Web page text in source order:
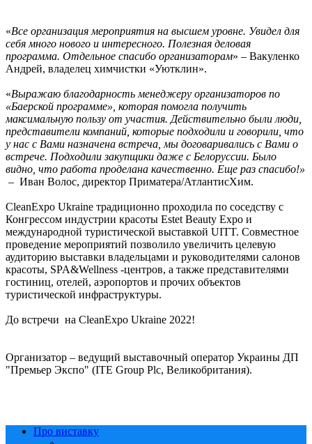
«Все организация мероприятия на высшем уровне. Увидел для
себя много нового и интересного. Полезная деловая
программа. Отдельное спасибо организаторам» – Вакуленко
Андрей, владелец химчистки «Уютклин».
«Выражаю благодарность менеджеру организаторов по
«Баерской программе», которая помогла получить
максимальную пользу от участия. Действительно были люди,
представители компаний, которые подходили и говорили, что
у нас с Вами назначена встреча, мы договаривались с Вами о
встрече. Подходили закупщики даже с Белоруссии. Было
видно, что работа проделана качественно. Еще раз спасибо!»
– Иван Волос, директор Приматера/АтлантисХим.
CleanExpo Ukraine традиционно проходила по соседству с
Конгрессом индустрии красоты Estet Beauty Expo и
международной туристической выставкой UITT. Совместное
проведение мероприятий позволило увеличить целевую
аудиторию выставки владельцами и руководителями салонов
красоты, SPA&Wellness -центров, а также представителями
гостиниц, отелей, аэропортов и прочих объектов
туристической инфраструктуры.
До встречи на CleanExpo Ukraine 2022!
Организатор – ведущий выставочный оператор Украины ДП
"Премьер Экспо" (ITE Group Plc, Великобритания).
Про виставку